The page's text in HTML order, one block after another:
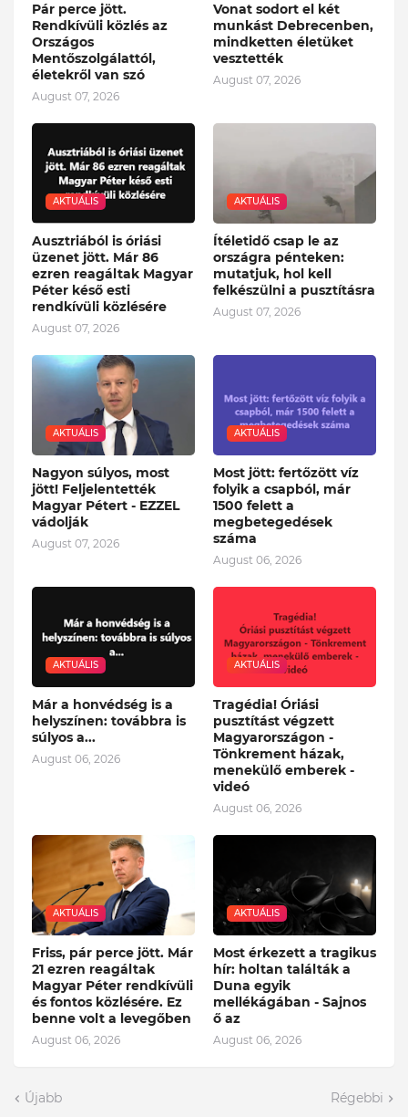
Pár perce jött.
Rendkívüli közlés az
Országos
Mentőszolgálattól,
életekről van szó
August 07, 2026
Vonat sodort el két
munkást Debrecenben,
mindketten életüket
vesztették
August 07, 2026
AKTUÁLIS
Ausztriából is óriási
üzenet jött. Már 86
ezren reagáltak Magyar
Péter késő esti
rendkívüli közlésére
August 07, 2026
AKTUÁLIS
Ítéletidő csap le az
országra pénteken:
mutatjuk, hol kell
felkészülni a pusztításra
August 07, 2026
AKTUÁLIS
Nagyon súlyos, most
jött! Feljelentették
Magyar Pétert - EZZEL
vádolják
August 07, 2026
AKTUÁLIS
Most jött: fertőzött víz
folyik a csapból, már
1500 felett a
megbetegedések
száma
August 06, 2026
AKTUÁLIS
Már a honvédség is a
helyszínen: továbbra is
súlyos a...
August 06, 2026
AKTUÁLIS
Tragédia! Óriási
pusztítást végzett
Magyarországon -
Tönkrement házak,
menekülő emberek -
videó
August 06, 2026
AKTUÁLIS
Friss, pár perce jött. Már
21 ezren reagáltak
Magyar Péter rendkívüli
és fontos közlésére. Ez
benne volt a levegőben
August 06, 2026
AKTUÁLIS
Most érkezett a tragikus
hír: holtan találták a
Duna egyik
mellékágában - Sajnos
ő az
August 06, 2026
Újabb Régebbi